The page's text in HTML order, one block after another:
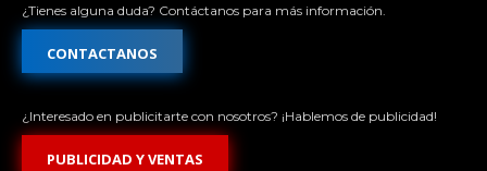
¿Tienes alguna duda? Contáctanos para más información.
CONTACTANOS
¿Interesado en publicitarte con nosotros? ¡Hablemos de publicidad!
PUBLICIDAD Y VENTAS